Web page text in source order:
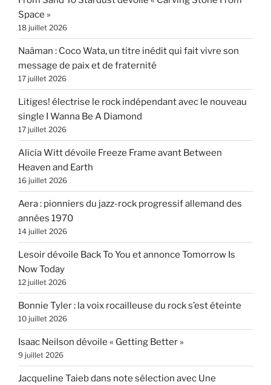
Space »
18 juillet 2026
Naâman : Coco Wata, un titre inédit qui fait vivre son
message de paix et de fraternité
17 juillet 2026
Litiges! électrise le rock indépendant avec le nouveau
single I Wanna Be A Diamond
17 juillet 2026
Alicia Witt dévoile Freeze Frame avant Between
Heaven and Earth
16 juillet 2026
Aera : pionniers du jazz-rock progressif allemand des
années 1970
14 juillet 2026
Lesoir dévoile Back To You et annonce Tomorrow Is
Now Today
12 juillet 2026
Bonnie Tyler : la voix rocailleuse du rock s’est éteinte
10 juillet 2026
Isaac Neilson dévoile « Getting Better »
9 juillet 2026
Jacqueline Taieb dans note sélection avec Une